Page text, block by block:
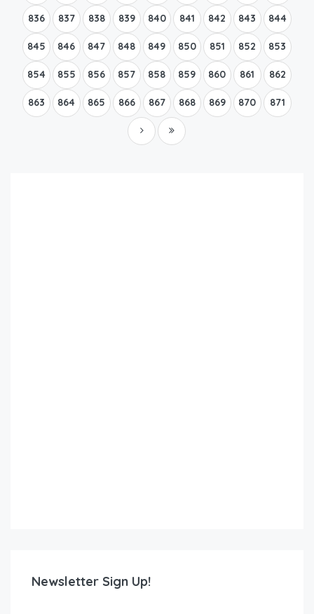
836 837 838 839 840 841 842 843 844
845 846 847 848 849 850 851 852 853
854 855 856 857 858 859 860 861 862
863 864 865 866 867 868 869 870 871
Newsletter Sign Up!